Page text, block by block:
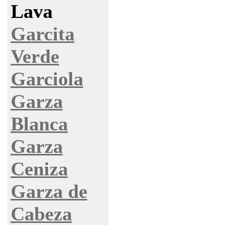
Lava
Garcita
Verde
Garciola
Garza
Blanca
Garza
Ceniza
Garza de
Cabeza